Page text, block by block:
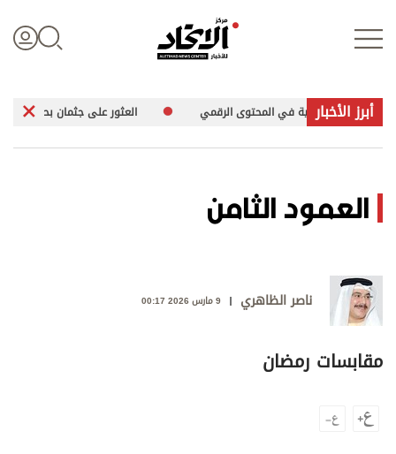
الأخبار العالمية
اقتصاد
الرياضة
الترفيه
أبرز الأخبار
الإماراتية في المحتوى الرقمي العثور على جثمان بحار ألماني
العمود الثامن
ناصر الظاهري 9 مارس 2026 00:17
مقابسات رمضان